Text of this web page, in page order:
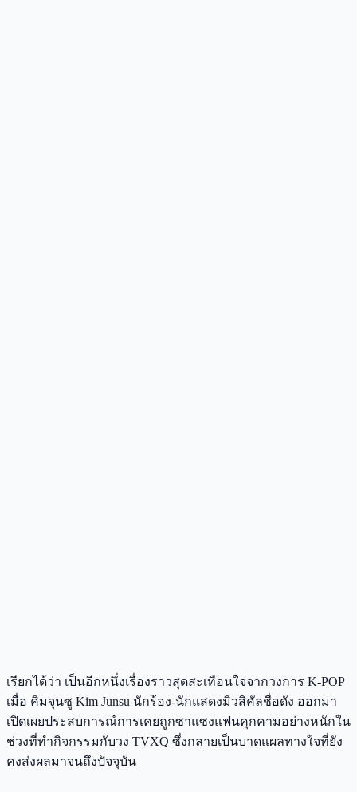
เรียกได้ว่า เป็นอีกหนึ่งเรื่องราวสุดสะเทือนใจจากวงการ K-POP
เมื่อ คิมจุนซู Kim Junsu นักร้อง-นักแสดงมิวสิคัลชื่อดัง ออกมา
เปิดเผยประสบการณ์การเคยถูกซาแซงแฟนคุกคามอย่างหนักใน
ช่วงที่ทำกิจกรรมกับวง TVXQ ซึ่งกลายเป็นบาดแผลทางใจที่ยัง
คงส่งผลมาจนถึงปัจจุบัน